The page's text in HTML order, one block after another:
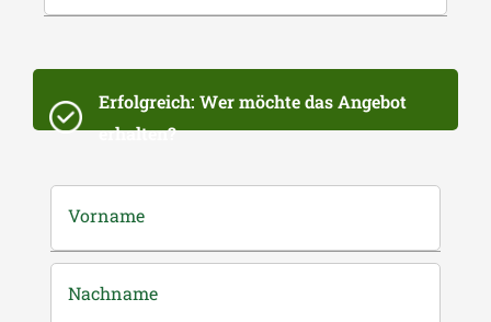
Erfolgreich: Wer möchte das Angebot
erhalten?
Vorname
Nachname